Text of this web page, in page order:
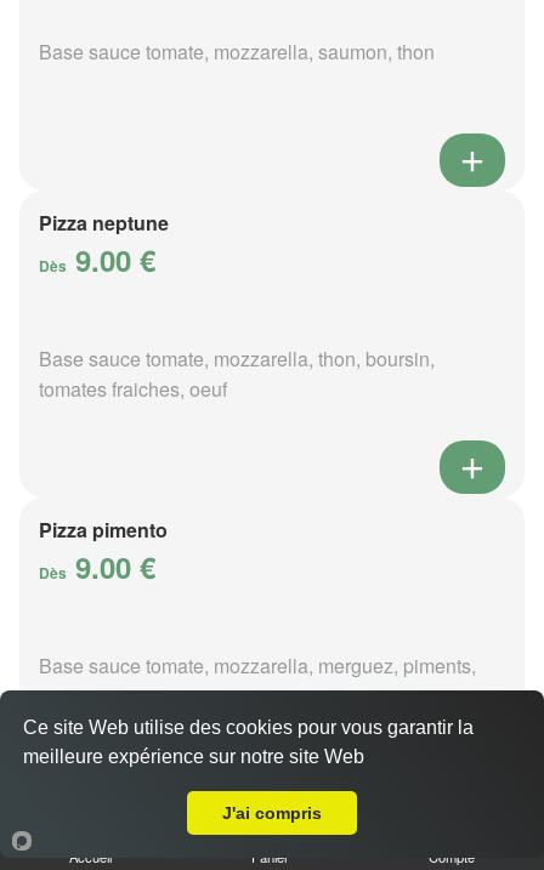
Base sauce tomate, mozzarella, saumon, thon
Pizza neptune
Dès 9.00 €
Base sauce tomate, mozzarella, thon, boursin,
tomates fraiches, oeuf
Pizza pimento
Dès 9.00 €
Base sauce tomate, mozzarella, merguez, piments,
oignons
Accueil Panier Compte
Ce site Web utilise des cookies pour vous garantir la
meilleure expérience sur notre site Web
J'ai compris